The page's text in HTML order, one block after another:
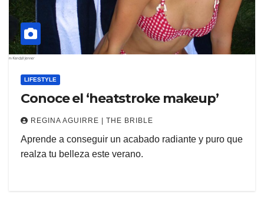
LIFESTYLE
Conoce el ‘heatstroke makeup’
REGINA AGUIRRE | THE BRIBLE
Aprende a conseguir un acabado radiante y puro que
realza tu belleza este verano.